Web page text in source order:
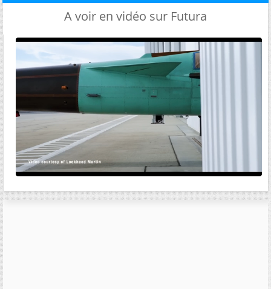
A voir en vidéo sur Futura